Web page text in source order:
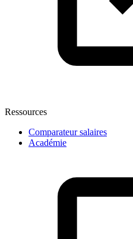
Ressources
Comparateur salaires
Académie